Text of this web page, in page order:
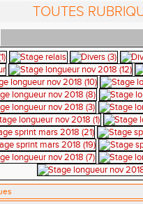
TOUTES